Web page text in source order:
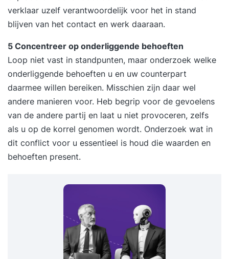
verklaar uzelf verantwoordelijk voor het in stand
blijven van het contact en werk daaraan.
5 Concentreer op onderliggende behoeften
Loop niet vast in standpunten, maar onderzoek welke
onderliggende behoeften u en uw counterpart
daarmee willen bereiken. Misschien zijn daar wel
andere manieren voor. Heb begrip voor de gevoelens
van de andere partij en laat u niet provoceren, zelfs
als u op de korrel genomen wordt. Onderzoek wat in
dit conflict voor u essentieel is houd die waarden en
behoeften present.